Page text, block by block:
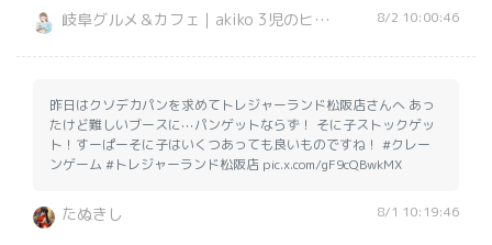
岐阜グルメ＆カフェ｜akiko 3児のヒロイン 8/2 10:00:46
昨日はクソデカパンを求めてトレジャーランド松阪店さんへ あっ
たけど難しいブースに⋯パンゲットならず！ そに子ストックゲッ
ト！すーぱーそに子はいくつあっても良いものですね！ #クレー
ンゲーム #トレジャーランド松阪店 pic.x.com/gF9cQBwkMX
たぬきし 8/1 10:19:46